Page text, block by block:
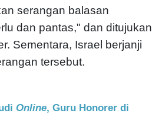
serangan balasan
dan pantas," dan ditujukan
Sementara, Israel berjanji
tersebut.
Online, Guru Honorer di